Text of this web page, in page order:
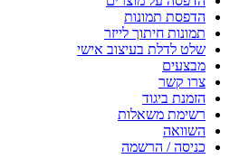
הדפסת תמונות
תמונות חיתוך לייזר
שלט לדלת בעיצוב אישי
מבצעים
צרו קשר
הזמנת ביגוד
רשימת משאלות
השוואה
כניסה / הרשמה